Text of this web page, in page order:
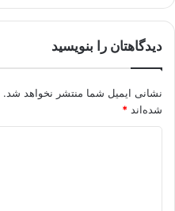
دیدگاهتان را بنویسید
نشانی ایمیل شما منتشر نخواهد شد.
شده‌اند *